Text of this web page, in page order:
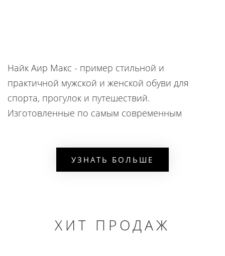
Найк Аир Макс - пример стильной и
практичной мужской и женской обуви для
спорта, прогулок и путешествий.
Изготовленные по самым современным
профессиональных баскетболистов и
любителей активного образа жизни. Изделия
мягкая стелька из добротного текстиля;
УЗНАТЬ БОЛЬШЕ
ХИТ ПРОДАЖ